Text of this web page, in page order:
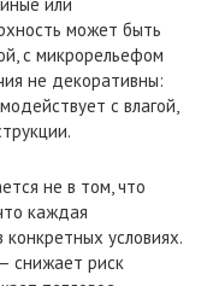
может быть
с микрорельефом
не декоративны:
с влагой,
не в том, что
каждая
условиях.
снижает риск